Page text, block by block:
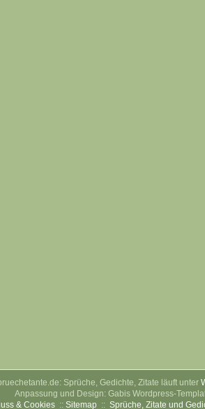
Sprüche, Gedichte, Zitate läuft unter
Anpassung und Design: Gabis Wordpress-
& Cookies:: Sitemap :: Sprüche, Zitate und